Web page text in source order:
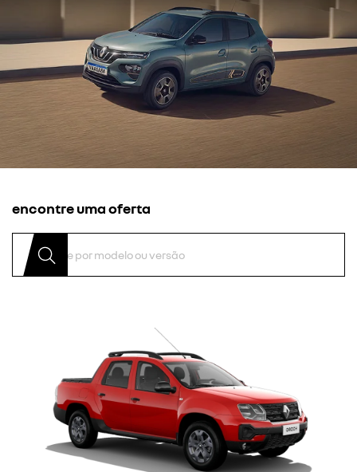
encontre uma oferta